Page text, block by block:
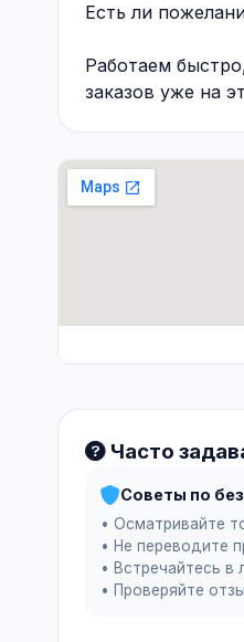
Есть ли
Работаем
заказов уже на
Часто
Советы по
• Осматривайте
• Не переводите
• Встречайтесь
• Проверяйте